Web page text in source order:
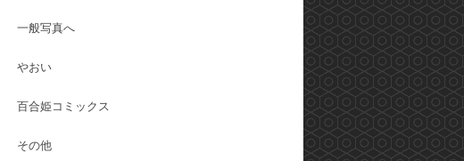
一般写真へ
やおい
百合姫コミックス
その他